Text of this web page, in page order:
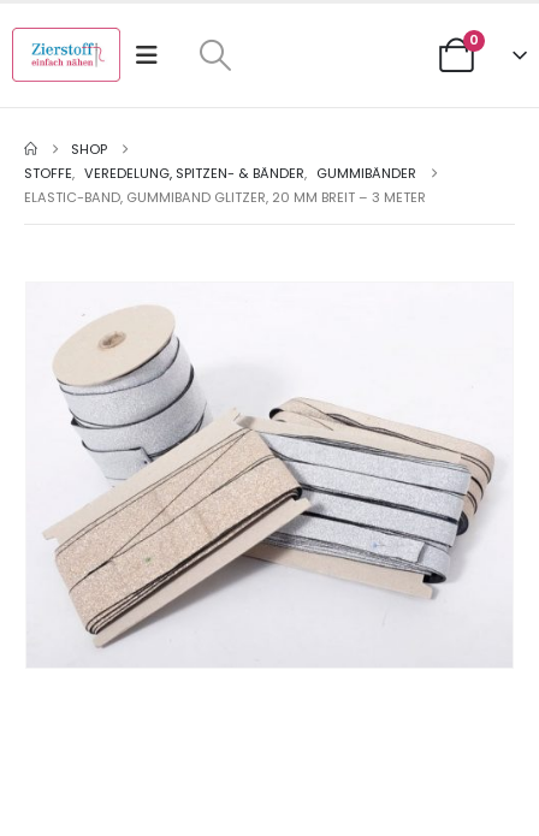
0
SHOP
STOFFE, VEREDELUNG, SPITZEN- & BÄNDER, GUMMIBÄNDER
ELASTIC-BAND, GUMMIBAND GLITZER, 20 MM BREIT – 3 METER